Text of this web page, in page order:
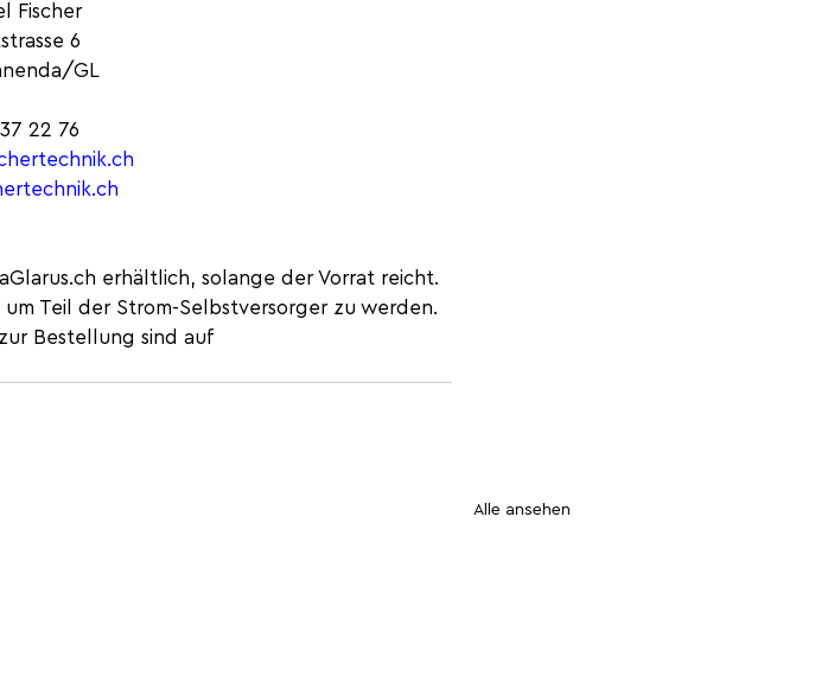
Fischer
6
GL
22 76
erhältlich, solange der Vorrat reicht.
Teil der Strom-Selbstversorger zu werden.
Bestellung sind auf
Alle ansehen